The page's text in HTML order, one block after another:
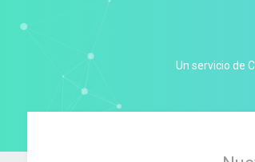
Un servicio de